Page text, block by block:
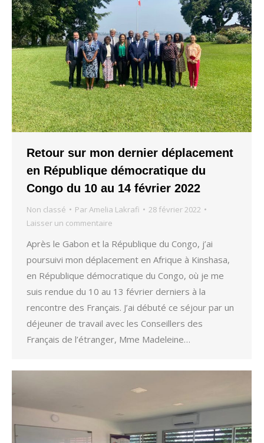
Retour sur mon dernier déplacement
en République démocratique du
Congo du 10 au 14 février 2022
Non classé Par Amelia Lakrafi
28 février 2022
Laisser un commentaire
Après le Gabon et la République du Congo, j’ai
poursuivi mon déplacement en Afrique à Kinshasa,
en République démocratique du Congo, où je me
suis rendue du 10 au 13 février derniers à la
rencontre des Français. J’ai débuté ce séjour par un
déjeuner de travail avec les Conseillers des
Français de l’étranger, Mme Madeleine…